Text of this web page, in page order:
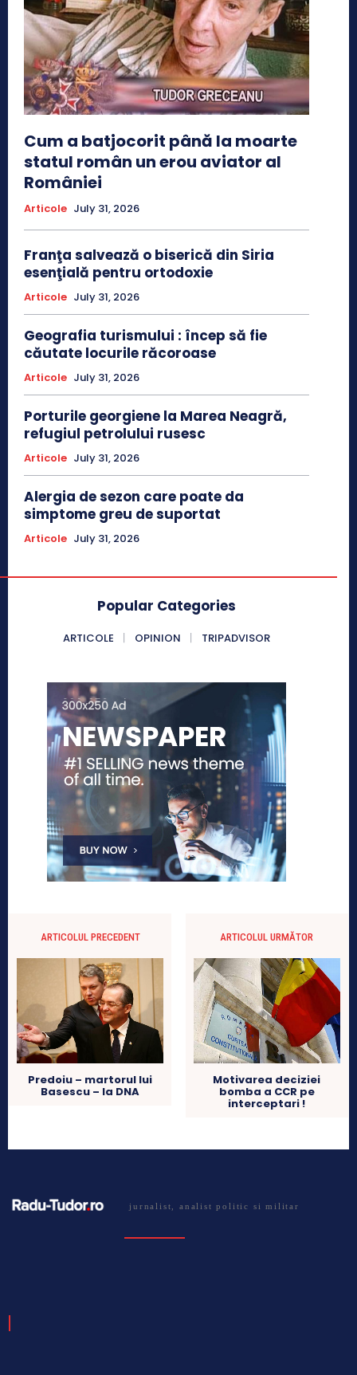
Cum a batjocorit până la moarte
statul român un erou aviator al
României
Articole July 31, 2026
Franţa salvează o biserică din Siria
esenţială pentru ortodoxie
Articole July 31, 2026
Geografia turismului : încep să fie
căutate locurile răcoroase
Articole July 31, 2026
Porturile georgiene la Marea Neagră,
refugiul petrolului rusesc
Articole July 31, 2026
Alergia de sezon care poate da
simptome greu de suportat
Articole July 31, 2026
Popular Categories
ARTICOLE OPINION TRIPADVISOR
ARTICOLUL PRECEDENT
Predoiu – martorul lui
Basescu – la DNA
ARTICOLUL URMĂTOR
Motivarea deciziei
bomba a CCR pe
interceptari !
jurnalist, analist politic si militar